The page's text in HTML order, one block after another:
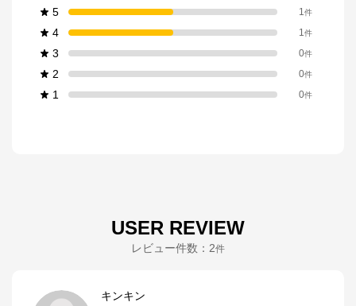
5
1件
4 1件
3 0件
2 0件
1 0件
USER REVIEW
レビュー件数： 2件
キンキン